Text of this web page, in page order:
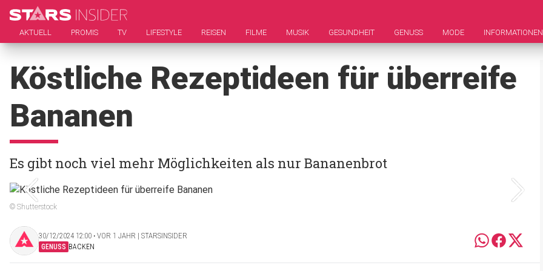
AKTUELL PROMIS TV LIFESTYLE REISEN FILME MUSIK GESUNDHEIT GENUSS MODE INFORMATIONEN
Köstliche Rezeptideen für überreife
Bananen
Es gibt noch viel mehr Möglichkeiten als nur Bananenbrot
© Shutterstock
30/12/2024 12:00 ‧ VOR 1 JAHR | STARSINSIDER
GENUSS BACKEN